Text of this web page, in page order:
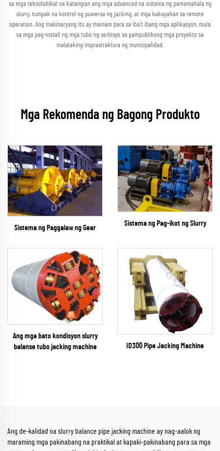
sa mga teknolohikal na katangian ang mga advanced na sistema ng pamamahala ng
slurry, tumpak na kontrol ng puwersa ng jacking, at mga kakayahan sa remote
operation. Ang makinaryang ito ay mainam para sa iba't ibang mga aplikasyon, mula
sa mga pag-install ng mga tubo ng serbisyo sa pampublikong mga proyekto sa
malalaking imprastraktura ng munisipalidad.
Mga Rekomenda ng Bagong Produkto
Sistema ng Paggalaw ng Gear
Sistema ng Pag-ikot ng Slurry
Ang mga bato kondisyon slurry
balanse tubo jacking machine
ID300 Pipe Jacking Machine
Ang de-kalidad na slurry balance pipe jacking machine ay nag-aalok ng
maraming mga pakinabang na praktikal at kapaki-pakinabang para sa mga